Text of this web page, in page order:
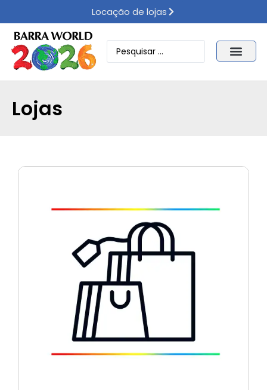
Locação de lojas
Lojas